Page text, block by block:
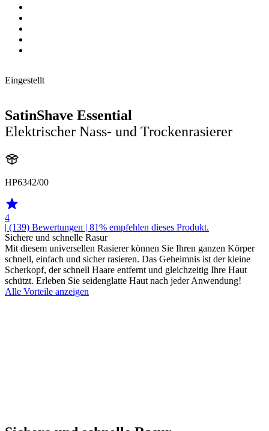
Eingestellt
SatinShave Essential
Elektrischer Nass- und Trockenrasierer
HP6342/00
4
| (139) Bewertungen | 81% empfehlen dieses Produkt.
Sichere und schnelle Rasur
Mit diesem universellen Rasierer können Sie Ihren ganzen Körper
schnell, einfach und sicher rasieren. Das Geheimnis ist der kleine
Scherkopf, der schnell Haare entfernt und gleichzeitig Ihre Haut
schützt. Erleben Sie seidenglatte Haut nach jeder Anwendung!
Alle Vorteile anzeigen